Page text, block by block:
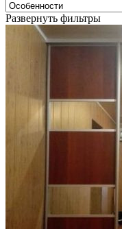
Развернуть фильтры